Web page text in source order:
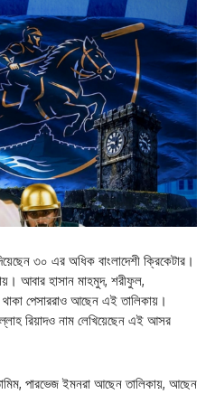
৩০ এর অধিক বাংলাদেশী ক্রিকেটার।
আবার হাসান মাহমুদ, শরীফুল,
পেসাররাও আছেন এই তালিকায়।
রিয়াদও নাম লেখিয়েছেন এই আসর
পারভেজ ইমনরা আছেন তালিকায়, আছেন